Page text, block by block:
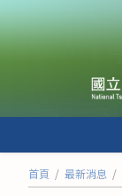
跳
轉
至
內
首頁 / 最新消息 /